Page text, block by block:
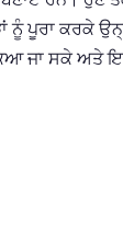
ਨੂੰ ਪੂਰਾ ਕਰਕੇ
ਜਾ ਸਕੇ ਅਤੇ